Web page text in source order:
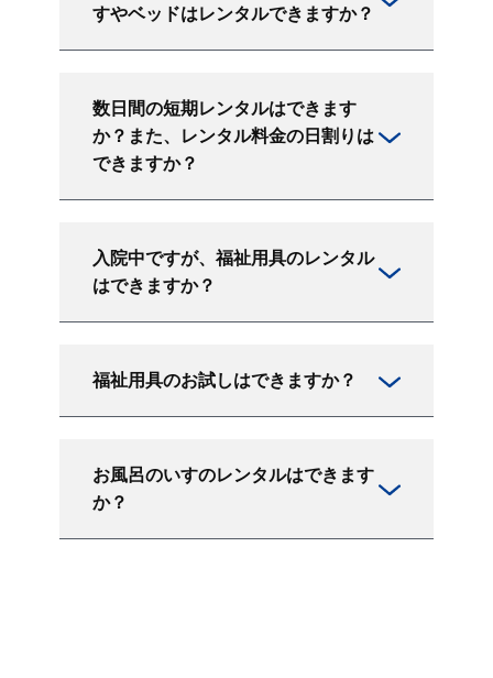
すやベッドはレンタルできますか？
数日間の短期レンタルはできます
か？また、レンタル料金の日割りは
できますか？
入院中ですが、福祉用具のレンタル
はできますか？
福祉用具のお試しはできますか？
お風呂のいすのレンタルはできます
か？